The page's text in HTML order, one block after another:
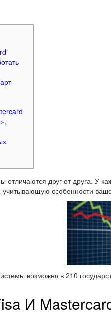
отличаются друг от друга. У
особенности
возможно в 210
И